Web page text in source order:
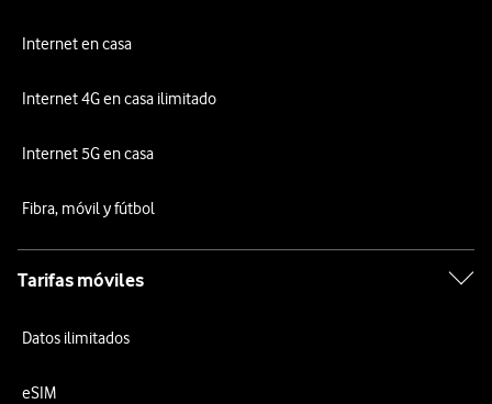
Internet en casa
Internet 4G en casa ilimitado
Internet 5G en casa
Fibra, móvil y fútbol
Tarifas móviles
Datos ilimitados
eSIM